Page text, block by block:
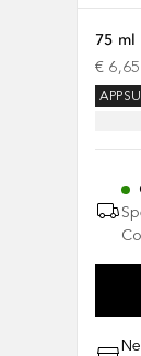
75 ml
€ 6,65